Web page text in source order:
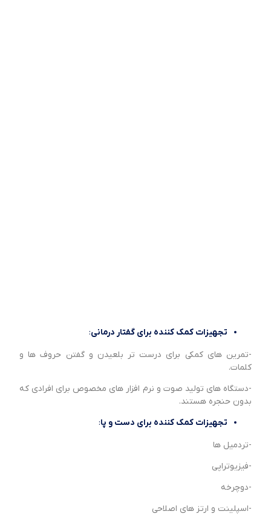
تجهیزات کمک کننده برای گفتار درمانی:
-تمرین های کمکی برای درست تر بلعیدن و گفتن حروف ها و
کلمات.
-دستگاه های تولید صوت و نرم افزار های مخصوص برای افرادی که
بدون حنجره هستند.
تجهیزات کمک کننده برای دست و پا:
-تردمیل ها
-فیزیوتراپی
-دوچرخه
-اسپلینت و ارتز های اصلاحی